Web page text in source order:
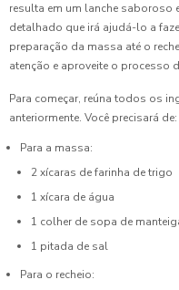
resulta em um lanche saboroso
detalhado que irá ajudá-lo a
preparação da massa até o
atenção e aproveite o processo
Para começar, reúna todos os
anteriormente. Você precisará de:
Para a massa:
2 xícaras de farinha de trigo
1 xícara de água
1 colher de sopa de
1 pitada de sal
Para o recheio: